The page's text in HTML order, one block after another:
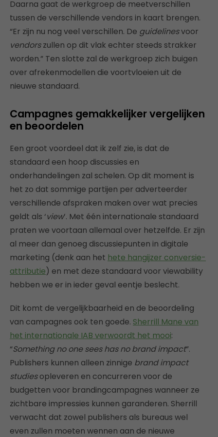
Daarna gaat de werkgroep de meetverschillen
tussen de verschillende vendors in kaart brengen.
“Er zijn nu nog veel verschillen. De guidelinesvoor
vendorszullen op dit vlak echter steeds strakker
worden.” Ten slotte zal de werkgroep zich buigen
over afrekenmodellen die voortvloeien uit de
nieuwe standaard.
Campagnes gemakkelijker vergelijken
en beoordelen
Een groot voordeel dat ik zelf zie, is dat de
standaard een hoop discussies en
onderhandelingen zal schelen. Op dit moment is
het zo dat sommige partijen per adverteerder
verschillende afspraken maken over wat precies
geldt als ‘view’. Met één internationale standaard
praten we voortaan allemaal over hetzelfde. Er zijn
al meer dan genoeg discussiepunten in digitale
marketing (denk aan het hete hangijzer conversie-
attributie) en met deze standaard voor viewability
hebben we er in ieder geval eentje beslecht.
Dit komt de vergelijkbaarheid en de beoordeling
van campagnes ook ten goede. Sherrill Mane van
het internationale IAB verwoordt het mooi:
“Something no one sees has no brand impact”.
Publishers kunnen alleen zinnige brand impact
studiesopleveren en concurreren voor de
budgetten voor brandingcampagnes wanneer ze
zichtbare impressies kunnen garanderen. Sherrill
verwacht dat zowel publishers als bureaus wel
even zullen moeten wennen aan de nieuwe